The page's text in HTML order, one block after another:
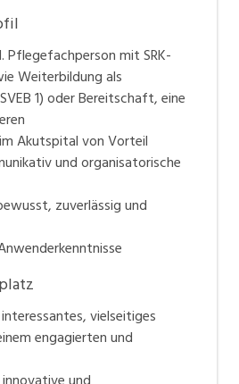
Pflegefachperson mit SRK-
Weiterbildung als
1) oder Bereitschaft, eine
Akutspital von Vorteil
und organisatorische
zuverlässig und
vielseitiges
engagierten und